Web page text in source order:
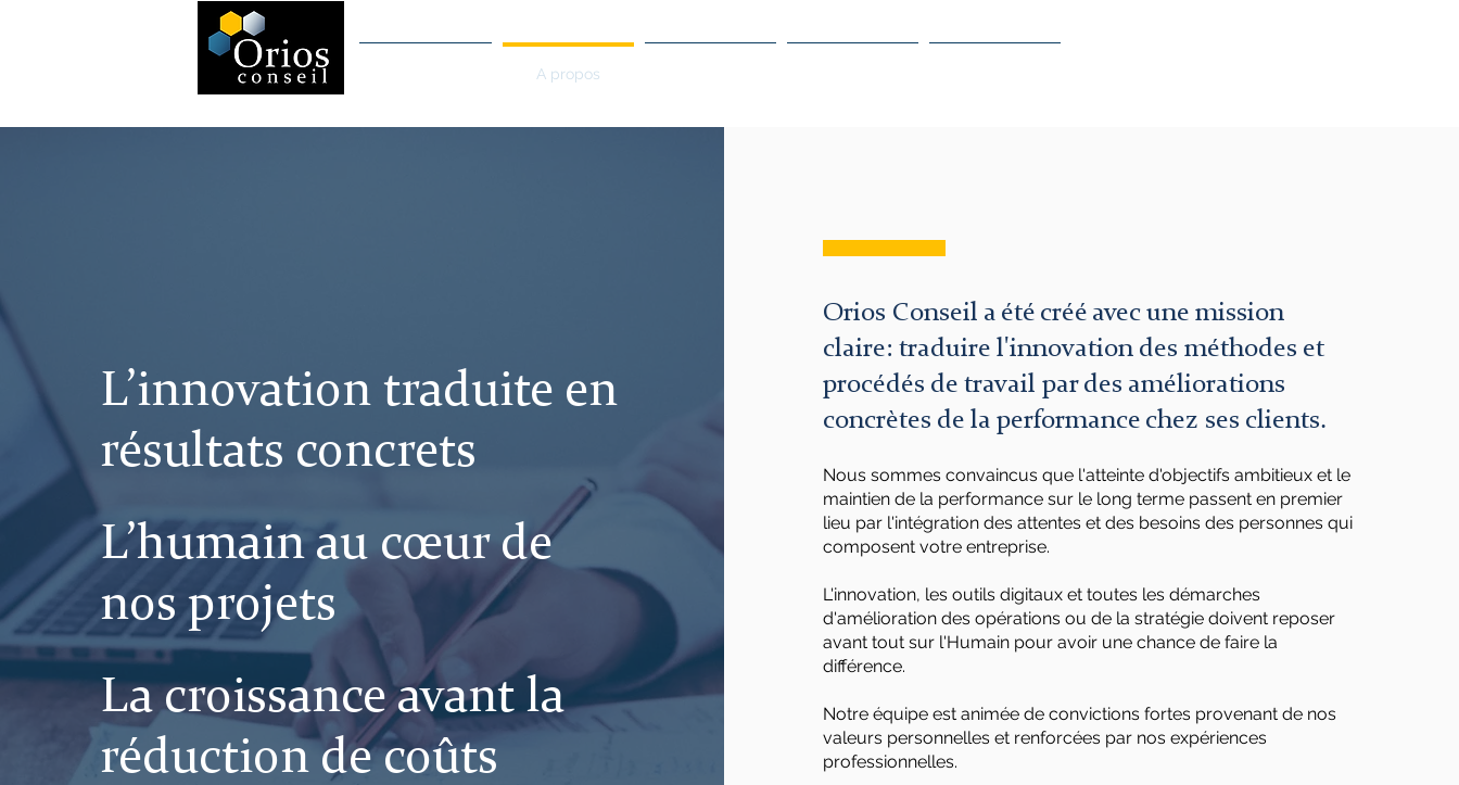
A propos
L’innovation traduite en
résultats concrets
L’humain au cœur de
nos projets
La croissance avant la
réduction de coûts
Orios Conseil a été créé avec une mission
claire: traduire l'innovation des méthodes et
procédés de travail par des améliorations
concrètes de la performance chez ses clients.
Nous sommes convaincus que l'atteinte d'objectifs ambitieux et le
maintien de la performance sur le long terme passent en premier
lieu par l'intégration des attentes et des besoins des personnes qui
composent votreentreprise.
L'innovation, les outils digitaux et toutes les démarches
d'amélioration des opérations ou de la stratégie doivent reposer
avant tout sur l'Humain pour avoir une chance de faire la
différence.
Notre équipe est animée de convictions fortes provenant de nos
valeurs personnelles et renforcées par nos expériences
professionnelles.